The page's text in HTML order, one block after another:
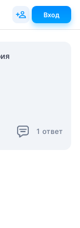
1 ответ
Вход